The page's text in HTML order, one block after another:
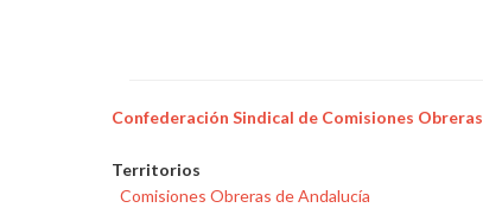
Confederación Sindical de Comisiones Obreras
Territorios
Comisiones Obreras de Andalucía